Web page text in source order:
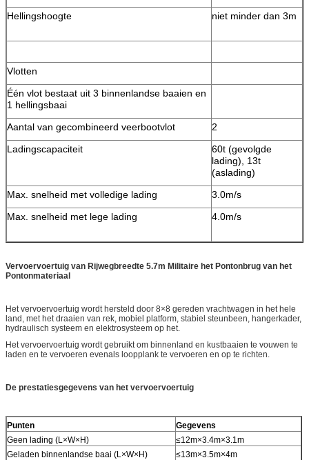
Hellingshoogte
niet minder dan 3m
Vlotten
Één vlot bestaat uit 3 binnenlandse baaien en
1 hellingsbaai
Aantal van gecombineerd veerbootvlot
2
Ladingscapaciteit
60t (gevolgde
lading), 13t
(aslading)
Max. snelheid met volledige lading
3.0m/s
Max. snelheid met lege lading
4.0m/s
Vervoervoertuig van Rijwegbreedte 5.7m Militaire het Pontonbrug van het
Pontonmateriaal
Het vervoervoertuig wordt hersteld door 8×8 gereden vrachtwagen in het hele
land, met het draaien van rek, mobiel platform, stabiel steunbeen, hangerkader,
hydraulisch systeem en elektrosysteem op het.
Het vervoervoertuig wordt gebruikt om binnenland en kustbaaien te vouwen te
laden en te vervoeren evenals loopplank te vervoeren en op te richten.
De prestatiesgegevens van het vervoervoertuig
Punten
Gegevens
Geen lading (L×W×H)
≤12m×3.4m×3.1m
Geladen binnenlandse baai (L×W×H)
≤13m×3.5m×4m